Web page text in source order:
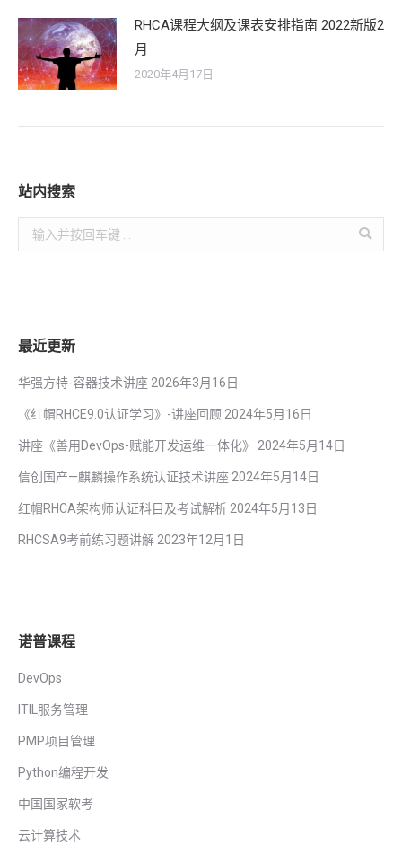
RHCA课程大纲及课表安排指南 2022新版2
月
2020年4月17日
站内搜索
Search:
最近更新
华强方特-容器技术讲座 2026年3月16日
《红帽RHCE9.0认证学习》-讲座回顾 2024年5月16日
讲座《善用DevOps-赋能开发运维一体化》 2024年5月14日
信创国产—麒麟操作系统认证技术讲座 2024年5月14日
红帽RHCA架构师认证科目及考试解析 2024年5月13日
RHCSA9考前练习题讲解 2023年12月1日
诺普课程
DevOps
ITIL服务管理
PMP项目管理
Python编程开发
中国国家软考
云计算技术